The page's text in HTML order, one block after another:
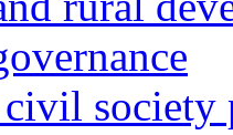
society